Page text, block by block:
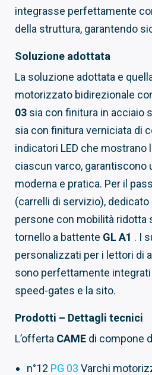
integrasse perfettamente
della struttura, garantendo
Soluzione adottata
La soluzione adottata e
motorizzato bidirezionale
03 sia con finitura in acciaio
sia con finitura verniciata di
indicatori LED che mostrano
ciascun varco, garantiscono
moderna e pratica. Per il
(carrelli di servizio), dedicato
persone con mobilità ridotta
tornello a battente GL A1 . I
personalizzati per i lettori di
sono perfettamente integrati
speed-gates e la sito.
Prodotti – Dettagli tecnici
L’offerta CAME di compone
n°12 PG 03 Varchi